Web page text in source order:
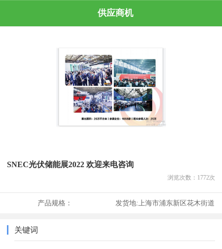
供应商机
SNEC光伏储能展2022 欢迎来电咨询
浏览次数： 1772次
产品规格： 发货地:上海市浦东新区花木街道
关键词